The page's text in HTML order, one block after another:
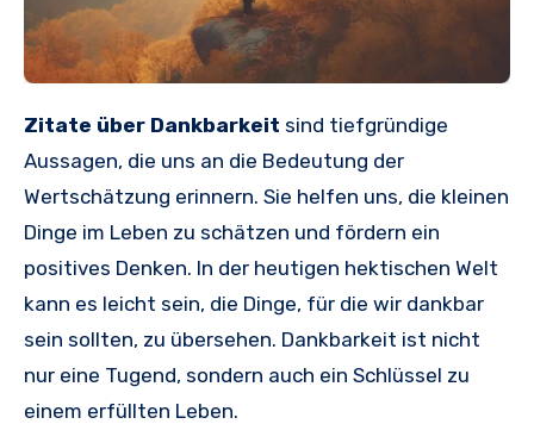
Zitate über Dankbarkeit sind tiefgründige
Aussagen, die uns an die Bedeutung der
Wertschätzung erinnern. Sie helfen uns, die kleinen
Dinge im Leben zu schätzen und fördern ein
positives Denken. In der heutigen hektischen Welt
kann es leicht sein, die Dinge, für die wir dankbar
sein sollten, zu übersehen. Dankbarkeit ist nicht
nur eine Tugend, sondern auch ein Schlüssel zu
einem erfüllten Leben.